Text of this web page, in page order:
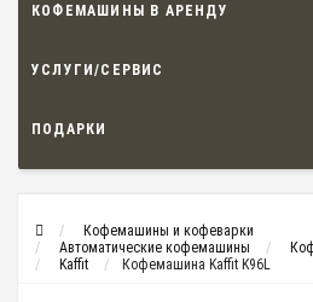
КОФЕМАШИНЫ В АРЕНДУ
УСЛУГИ/СЕРВИС
ПОДАРКИ
Кофемашины и кофеварки
Автоматические кофемашины
Kaffit
Кофемашина Kaffit K96L